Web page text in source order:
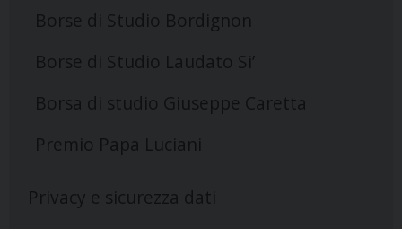
Borse di Studio Bordignon
Borse di Studio Laudato Si’
Borsa di studio Giuseppe Caretta
Premio Papa Luciani
Privacy e sicurezza dati